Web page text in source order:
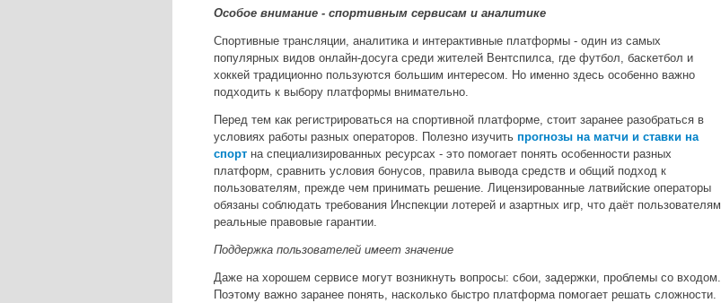
Особое внимание - спортивным сервисам и аналитике
Спортивные трансляции, аналитика и интерактивные платформы - один из самых
популярных видов онлайн-досуга среди жителей Вентспилса, где футбол, баскетбол и
хоккей традиционно пользуются большим интересом. Но именно здесь особенно важно
подходить к выбору платформы внимательно.
Перед тем как регистрироваться на спортивной платформе, стоит заранее разобраться в
условиях работы разных операторов. Полезно изучить прогнозы на матчи и ставки на
спорт на специализированных ресурсах - это помогает понять особенности разных
платформ, сравнить условия бонусов, правила вывода средств и общий подход к
пользователям, прежде чем принимать решение. Лицензированные латвийские операторы
обязаны соблюдать требования Инспекции лотерей и азартных игр, что даёт пользователям
реальные правовые гарантии.
Поддержка пользователей имеет значение
Даже на хорошем сервисе могут возникнуть вопросы: сбои, задержки, проблемы со входом.
Поэтому важно заранее понять, насколько быстро платформа помогает решать сложности.